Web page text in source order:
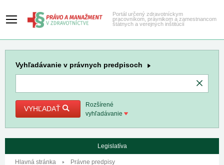
Portál určený zdravotníckym
pracovníkom, právnikom a zamestnancom
štátnych a verejných inštitúcií
Vyhľadávanie v právnych predpisoch
VYHĽADAŤ
Rozšírené
vyhľadávanie
Legislatíva
Hlavná stránka Právne predpisy